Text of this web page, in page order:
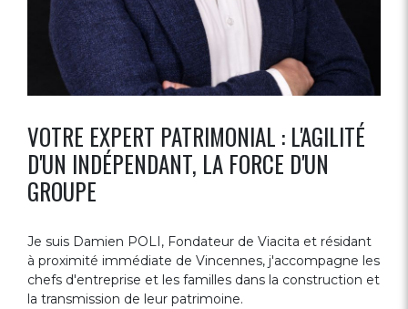
VOTRE EXPERT PATRIMONIAL : L'AGILITÉ
D'UN INDÉPENDANT, LA FORCE D'UN
GROUPE
Je suis Damien POLI, Fondateur de Viacita et résidant
à proximité immédiate de Vincennes, j'accompagne les
chefs d'entreprise et les familles dans la construction et
la transmission de leur patrimoine.